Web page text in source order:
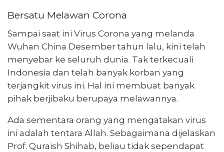
Bersatu Melawan Corona
Sampai saat ini Virus Corona yang melanda
Wuhan China Desember tahun lalu, kini telah
menyebar ke seluruh dunia. Tak terkecuali
Indonesia dan telah banyak korban yang
terjangkit virus ini. Hal ini membuat banyak
pihak berjibaku berupaya melawannya.
Ada sementara orang yang mengatakan virus
ini adalah tentara Allah. Sebagaimana dijelaskan
Prof. Quraish Shihab, beliau tidak sependapat